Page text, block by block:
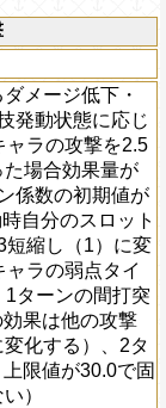
メージ低下・
発動状態に応じ
ャラの攻撃を2.5
場合効果量が
係数の初期値が
自分のスロット
短縮し（1）に変
ラの弱点タイ
ターンの間打突
果は他の攻撃
化する）、2タ
限値が30.0で固
）